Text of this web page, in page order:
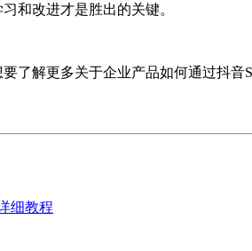
和改进才是胜出的关键。
了解更多关于企业产品如何通过抖音